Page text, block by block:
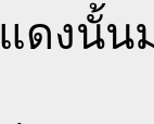
ดงนั้น